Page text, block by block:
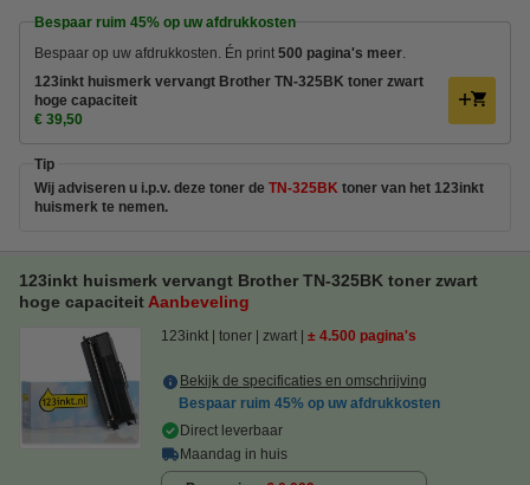
Bespaar ruim 45% op uw afdrukkosten
Bespaar op uw afdrukkosten. Én print 500 pagina's meer.
123inkt huismerk vervangt Brother TN-325BK toner zwart
hoge capaciteit
€ 39,50
Tip
Wij adviseren u i.p.v. deze toner de TN-325BK toner van het 123inkt
huismerk te nemen.
123inkt huismerk vervangt Brother TN-325BK toner zwart
hoge capaciteit Aanbeveling
123inkt toner zwart ± 4.500 pagina's
Bekijk de specificaties en omschrijving
Bespaar ruim 45% op uw afdrukkosten
Direct leverbaar
Maandag in huis